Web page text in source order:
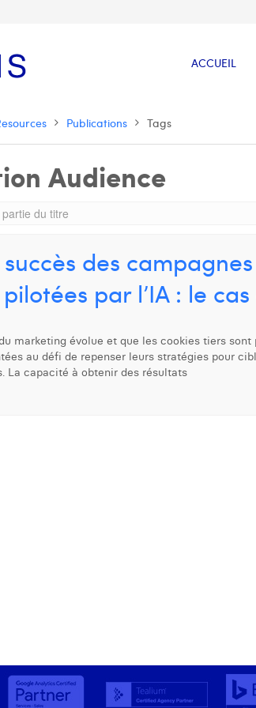
ACCUEIL
Publications Tags
Audience
des
par l’IA : le cas
marketing évolue et que les cookies tiers
au défi de repenser leurs stratégies pour
La capacité à obtenir des résultats